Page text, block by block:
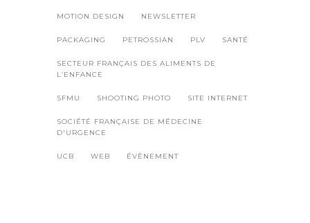
MOTION DESIGN NEWSLETTER
PACKAGING PETROSSIAN PLV SANTÉ
SECTEUR FRANÇAIS DES ALIMENTS DE
L’ENFANCE
SFMU SHOOTING PHOTO SITE INTERNET
SOCIÉTÉ FRANÇAISE DE MÉDECINE
D'URGENCE
UCB WEB ÉVÈNEMENT